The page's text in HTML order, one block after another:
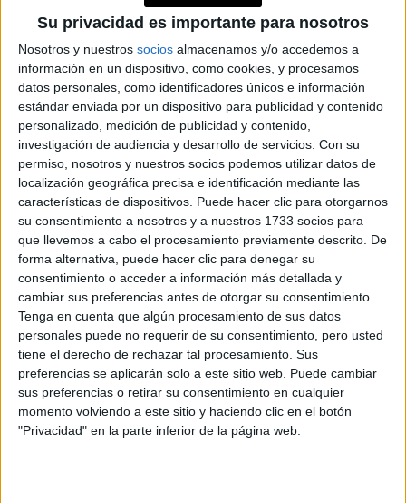
Su privacidad es importante para nosotros
Nosotros y nuestros socios almacenamos y/o accedemos a
información en un dispositivo, como cookies, y procesamos
datos personales, como identificadores únicos e información
estándar enviada por un dispositivo para publicidad y contenido
personalizado, medición de publicidad y contenido,
investigación de audiencia y desarrollo de servicios. Con su
permiso, nosotros y nuestros socios podemos utilizar datos de
localización geográfica precisa e identificación mediante las
características de dispositivos. Puede hacer clic para otorgarnos
su consentimiento a nosotros y a nuestros 1733 socios para
que llevemos a cabo el procesamiento previamente descrito. De
forma alternativa, puede hacer clic para denegar su
consentimiento o acceder a información más detallada y
cambiar sus preferencias antes de otorgar su consentimiento.
Tenga en cuenta que algún procesamiento de sus datos
personales puede no requerir de su consentimiento, pero usted
tiene el derecho de rechazar tal procesamiento. Sus
preferencias se aplicarán solo a este sitio web. Puede cambiar
sus preferencias o retirar su consentimiento en cualquier
momento volviendo a este sitio y haciendo clic en el botón
"Privacidad" en la parte inferior de la página web.
LA PLANTA FAMILIAR
DE 10 MILLONES DE
DÓLARES
LA REINA LETIZIA
APUESTA POR EL
FAST FASHION CON
UN BLAZER DE
REBAJA DE ZARA